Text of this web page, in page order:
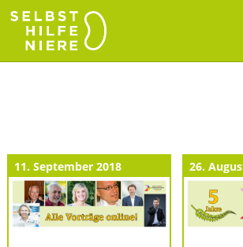
11. September 2018 26.